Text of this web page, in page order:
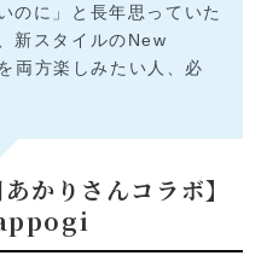
のに」と長年思っていた
新スタイルのNew
両方楽しみたい人、必
あかりさんコラボ】